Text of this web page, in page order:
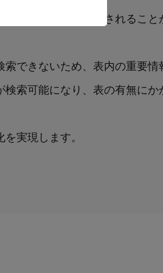
の重要情報が記載されるこ
できないため、表内の重要情
索可能になり、表の有無にか
実現します。